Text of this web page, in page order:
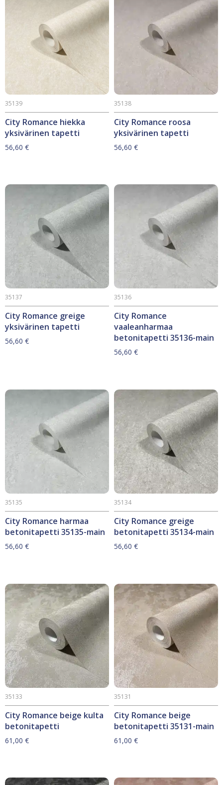
City Romance hiekka
yksivärinen tapetti
35139
56,60 €
City Romance roosa
yksivärinen tapetti
35138
56,60 €
City Romance greige
yksivärinen tapetti
35137
56,60 €
City Romance
vaaleanharmaa
betonitapetti 35136-main
35136
56,60 €
City Romance harmaa
betonitapetti 35135-main
35135
56,60 €
City Romance greige
betonitapetti 35134-main
35134
56,60 €
City Romance beige kulta
betonitapetti
35133
61,00 €
City Romance beige
betonitapetti 35131-main
35131
61,00 €